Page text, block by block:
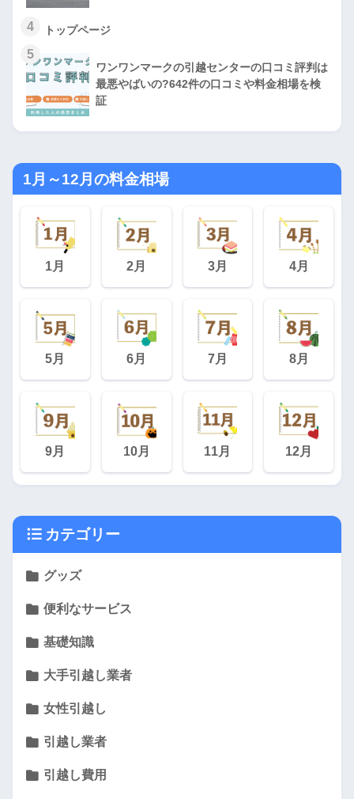
4 トップページ
5
ワンワンマークの引越センターの口コミ評判は
最悪やばいの?642件の口コミや料金相場を検
証
1月～12月の料金相場
1月 2月 3月 4月
5月 6月 7月 8月
9月 10月 11月 12月
カテゴリー
グッズ
便利なサービス
基礎知識
大手引越し業者
女性引越し
引越し業者
引越し費用